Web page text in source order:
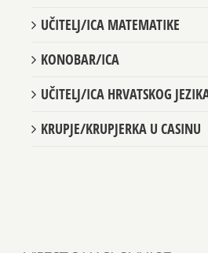
ZAŠTITAR/ČUVAR M/Ž
UČITELJ/ICA MATEMATIKE
KONOBAR/ICA
UČITELJ/ICA HRVATSKOG JEZIKA